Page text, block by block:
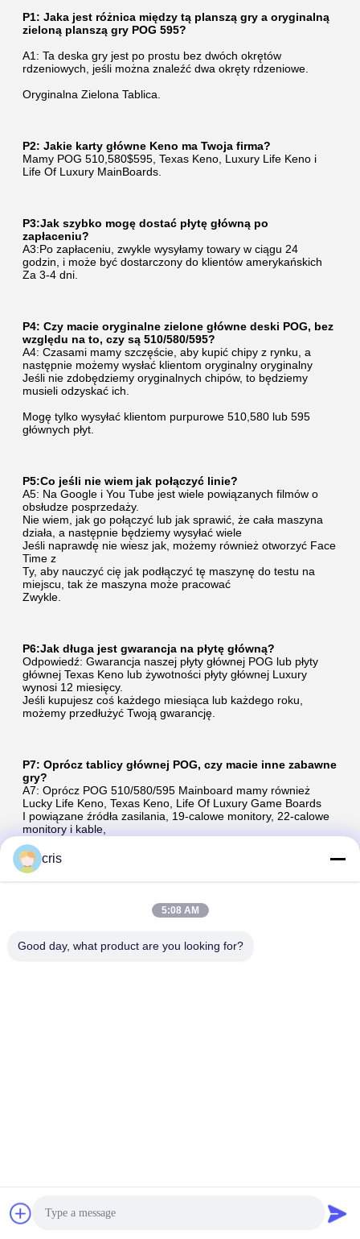
P1: Jaka jest różnica między tą planszą gry a oryginalną
zieloną planszą gry POG 595?
A1: Ta deska gry jest po prostu bez dwóch okrętów
rdzeniowych, jeśli można znaleźć dwa okręty rdzeniowe.
Oryginalna Zielona Tablica.
P2: Jakie karty główne Keno ma Twoja firma?
Mamy POG 510,580$595, Texas Keno, Luxury Life Keno i
Life Of Luxury MainBoards.
P3:Jak szybko mogę dostać płytę główną po
zapłaceniu?
A3:Po zapłaceniu, zwykle wysyłamy towary w ciągu 24
godzin, i może być dostarczony do klientów amerykańskich
Za 3-4 dni.
P4: Czy macie oryginalne zielone główne deski POG, bez
względu na to, czy są 510/580/595?
A4: Czasami mamy szczęście, aby kupić chipy z rynku, a
następnie możemy wysłać klientom oryginalny oryginalny
Jeśli nie zdobędziemy oryginalnych chipów, to będziemy
musieli odzyskać ich.
Mogę tylko wysyłać klientom purpurowe 510,580 lub 595
głównych płyt.
P5:Co jeśli nie wiem jak połączyć linie?
A5: Na Google i You Tube jest wiele powiązanych filmów o
obsłudze posprzedaży.
Nie wiem, jak go połączyć lub jak sprawić, że cała maszyna
działa, a następnie będziemy wysyłać wiele
Jeśli naprawdę nie wiesz jak, możemy również otworzyć Face
Time z
Ty, aby nauczyć cię jak podłączyć tę maszynę do testu na
miejscu, tak że maszyna może pracować
Zwykle.
P6:Jak długa jest gwarancja na płytę główną?
Odpowiedź: Gwarancja naszej płyty głównej POG lub płyty
głównej Texas Keno lub żywotności płyty głównej Luxury
wynosi 12 miesięcy.
Jeśli kupujesz coś każdego miesiąca lub każdego roku,
możemy przedłużyć Twoją gwarancję.
P7: Oprócz tablicy głównej POG, czy macie inne zabawne
gry?
A7: Oprócz POG 510/580/595 Mainboard mamy również
Lucky Life Keno, Texas Keno, Life Of Luxury Game Boards
I powiązane źródła zasilania, 19-calowe monitory, 22-calowe
monitory i kable,
automat do ruletki
Wyślij nam wiadomość.
cris
5:08 AM
Good day, what product are you looking for?